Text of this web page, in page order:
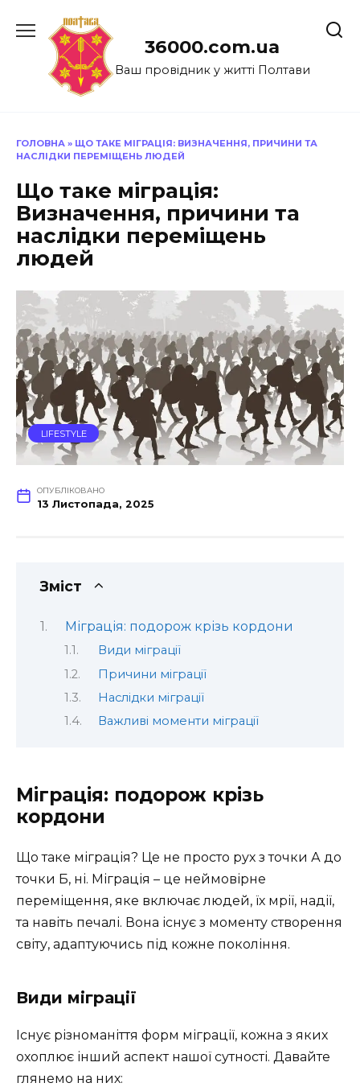
до
36000.com.ua
Ваш провідник у житті Полтави
ГОЛОВНА » ЩО ТАКЕ МІГРАЦІЯ: ВИЗНАЧЕННЯ, ПРИЧИНИ ТА
НАСЛІДКИ ПЕРЕМІЩЕНЬ ЛЮДЕЙ
Що таке міграція:
Визначення, причини та
наслідки переміщень
людей
LIFESTYLE
ОПУБЛІКОВАНО
13 Листопада, 2025
Зміст
Міграція: подорож крізь кордони
Види міграції
Причини міграції
Наслідки міграції
Важливі моменти міграції
Міграція: подорож крізь
кордони
Що таке міграція? Це не просто рух з точки А до
точки Б, ні. Міграція – це неймовірне
переміщення, яке включає людей, їх мрії, надії,
та навіть печалі. Вона існує з моменту створення
світу, адаптуючись під кожне покоління.
Види міграції
Існує різноманіття форм міграції, кожна з яких
охоплює інший аспект нашої сутності. Давайте
глянемо на них: